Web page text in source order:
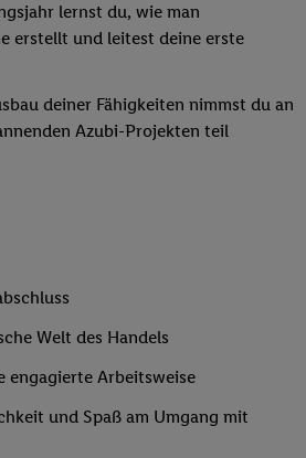
lernst du, wie man
erstellt und leitest deine erste
deiner Fähigkeiten nimmst du an
Azubi-Projekten teil
Welt des Handels
engagierte Arbeitsweise
und Spaß am Umgang mit